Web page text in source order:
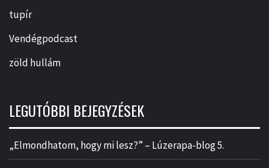
tupír
Vendégpodcast
zöld hullám
LEGUTÓBBI BEJEGYZÉSEK
„Elmondhatom, hogy mi lesz?” – Lúzerapa-blog 5.